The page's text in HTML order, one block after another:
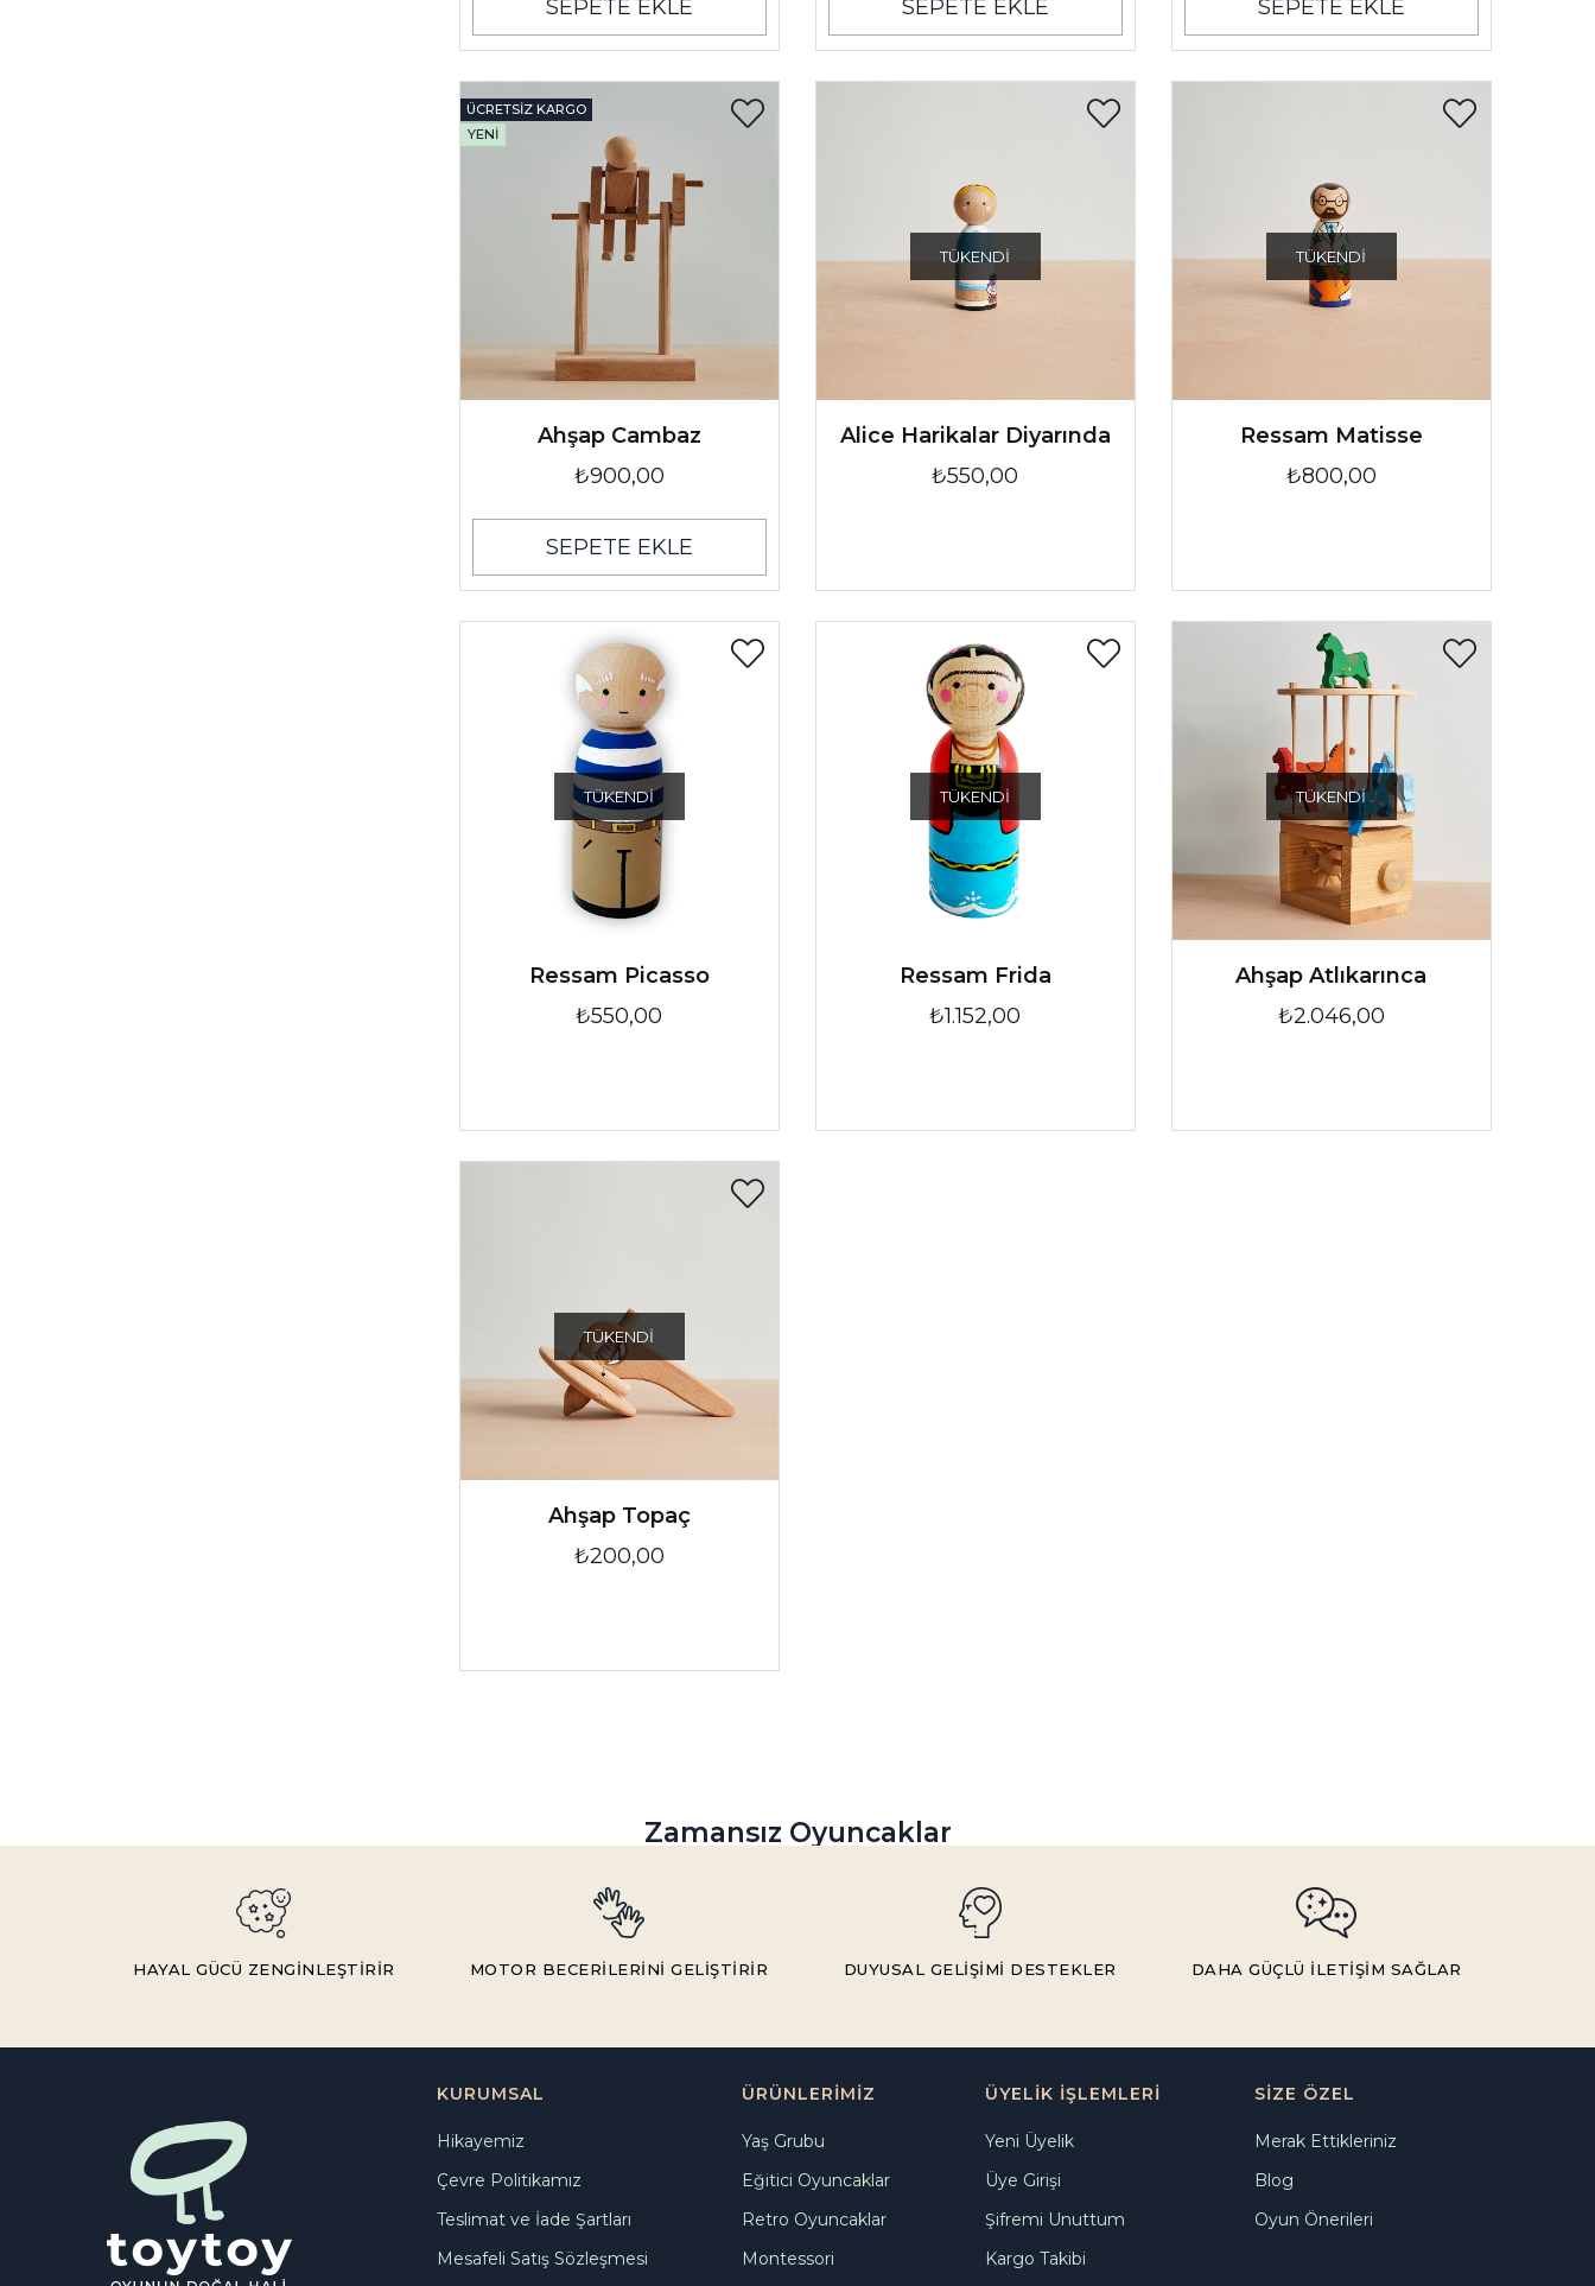
SEPETE EKLE SEPETE EKLE SEPETE EKLE
Ahşap Cambaz
₺900,00
SEPETE EKLE
ÜCRETSIZ KARGO
YENI
TÜKENDI
Alice Harikalar Diyarında
₺550,00
TÜKENDI
Ressam Matisse
₺800,00
TÜKENDI
Ressam Picasso
₺550,00
TÜKENDI
Ressam Frida
₺1.152,00
TÜKENDI
Ahşap Atlıkarınca
₺2.046,00
TÜKENDI
Ahşap Topaç
₺200,00
Zamansız Oyuncaklar
HAYAL GÜCÜ ZENGİNLEŞTİRİR MOTOR BECERİLERİNİ GELİŞTİRİR DUYUSAL GELİŞİMİ DESTEKLER DAHA GÜÇLÜ İLETİŞİM SAĞLAR
KURUMSAL
Hikayemiz
Çevre Politikamız
Teslimat ve İade Şartları
Mesafeli Satış Sözleşmesi
ÜRÜNLERİMİZ
Yaş Grubu
Eğitici Oyuncaklar
Retro Oyuncaklar
Montessori
ÜYELİK İŞLEMLERİ
Yeni Üyelik
Üye Girişi
Şifremi Unuttum
Kargo Takibi
SİZE ÖZEL
Merak Ettikleriniz
Blog
Oyun Önerileri